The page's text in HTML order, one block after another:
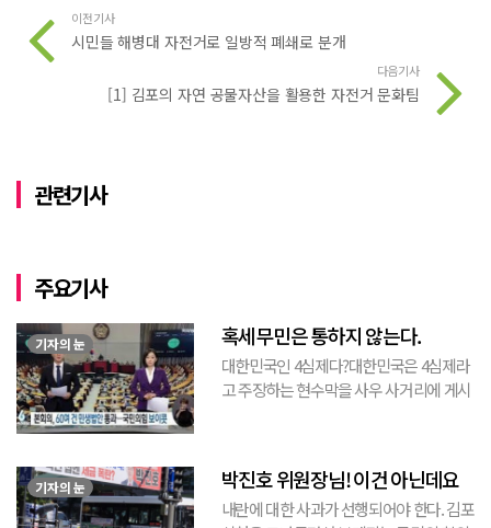
이전기사
시민들 해병대 자전거로 일방적 폐쇄로 분개
다음기사
[1] 김포의 자연 공물자산을 활용한 자전거 문화팀
관련기사
주요기사
기자의 눈 혹세무민은 통하지 않는다.
대한민국인 4심제다?대한민국은 4심제라
고 주장하는 현수막을 사우 사거리에 게시
민(惑...
기자의 눈 박진호 위원장님! 이건 아닌데요
내란에 대한 사과가 선행되어야 한다. 김포